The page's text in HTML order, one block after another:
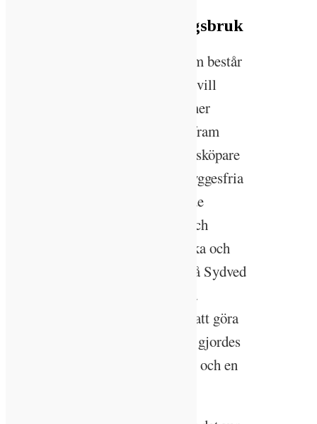
Satsar på hyggesfritt skogsbruk
Hon hittade Plockhugget AB, som består
av skogsägare och konsulter som vill
skynda på utvecklingen mot ett mer
hållbart skogsbruk. De har tagit fram
certifikat som kan köpas av virkesköpare
som vill stötta det som kallas ”hyggesfria
naturnära principer”. Hon anlitade
Plockhuggets konsult som kom och
hjälpte henne välja träd att avverka och
spara. Via sin virkesuppköpare på Sydved
fick hon också hjälp med att hitta
lämpliga underentreprenörer för att göra
en plockhuggning. Avverkningen gjordes
med vanliga skördare och skotare och en